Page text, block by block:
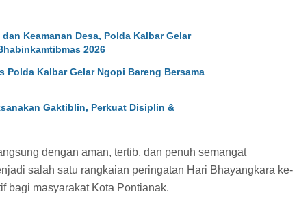
Keamanan Desa, Polda Kalbar Gelar
2026
Polda Kalbar Gelar Ngopi Bareng Bersama
Gaktiblin, Perkuat Disiplin &
dengan aman, tertib, dan penuh semangat
salah satu rangkaian peringatan Hari Bhayangkara ke-
bagi masyarakat Kota Pontianak.